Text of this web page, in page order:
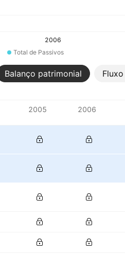
2006
Total de Passivos
Balanço patrimonial
2005 2006